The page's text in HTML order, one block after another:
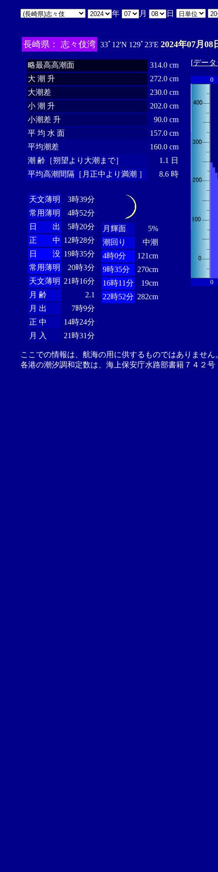
年 月 日
長崎県： 志々伎湾 33ﾟ12'N 129ﾟ23'E 2024年07月08
略最高高潮面
314.0 cm
大 潮 升
272.0 cm
大潮差
230.0 cm
小 潮 升
202.0 cm
小潮差 升
90.0 cm
平 均 水 面
157.0 cm
平均潮差
160.0 cm
潮 齢［朔望より大潮まで］
1.1 日
平均高潮間隔［月正中より満潮 ］
8.6 時
天文薄明
3時39分
常用薄明
4時52分
日 出
5時20分
正 中 12時28分
日 没 19時35分
常用薄明
20時3分
天文薄明 21時16分
月 齢
2.1
月 出
7時9分
正 中
14時24分
月 入
21時31分
月輝面
5%
潮回り
中潮
4時0分
121cm
9時35分
270cm
16時11分
19cm
22時52分 282cm
[デー
0
0
ここでの情報は、航海の用に供するものではありませ
各港の潮汐調和定数は、海上保安庁水路部書籍７４２